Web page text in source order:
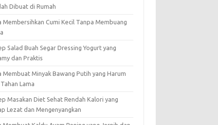
Dibuat di Rumah
Membersihkan Cumi Kecil Tanpa Membuang
Salad Buah Segar Dressing Yogurt yang
dan Praktis
Membuat Minyak Bawang Putih yang Harum
Lama
Masakan Diet Sehat Rendah Kalori yang
Lezat dan Mengenyangkan